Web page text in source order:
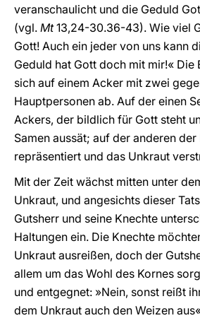
veranschaulicht und die Geduld
(vgl. Mt13,24-30.36-43). Wie viel
Gott! Auch ein jeder von uns kann
Geduld hat Gott doch mit mir!« Die
sich auf einem Acker mit zwei
Hauptpersonen ab. Auf der einen
Ackers, der bildlich für Gott steht
Samen aussät; auf der anderen der
repräsentiert und das Unkraut
Mit der Zeit wächst mitten unter
Unkraut, und angesichts dieser
Gutsherr und seine Knechte
Haltungen ein. Die Knechte
Unkraut ausreißen, doch der
allem um das Wohl des Kornes
und entgegnet: »Nein, sonst reißt
dem Unkraut auch den Weizen